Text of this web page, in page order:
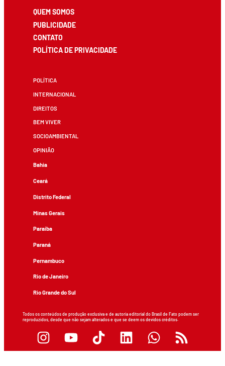
QUEM SOMOS
PUBLICIDADE
CONTATO
POLÍTICA DE PRIVACIDADE
POLÍTICA
INTERNACIONAL
DIREITOS
BEM VIVER
SOCIOAMBIENTAL
OPINIÃO
Bahia
Ceará
Distrito Federal
Minas Gerais
Paraíba
Paraná
Pernambuco
Rio de Janeiro
Rio Grande do Sul
Todos os conteúdos de produção exclusiva e de autoria editorial do Brasil de Fato podem ser
reproduzidos, desde que não sejam alterados e que se deem os devidos créditos.